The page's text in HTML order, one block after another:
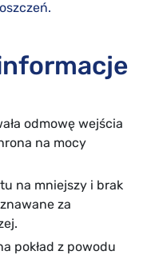
odmowę wejścia
na mocy
na mniejszy i brak
za
pokład z powodu